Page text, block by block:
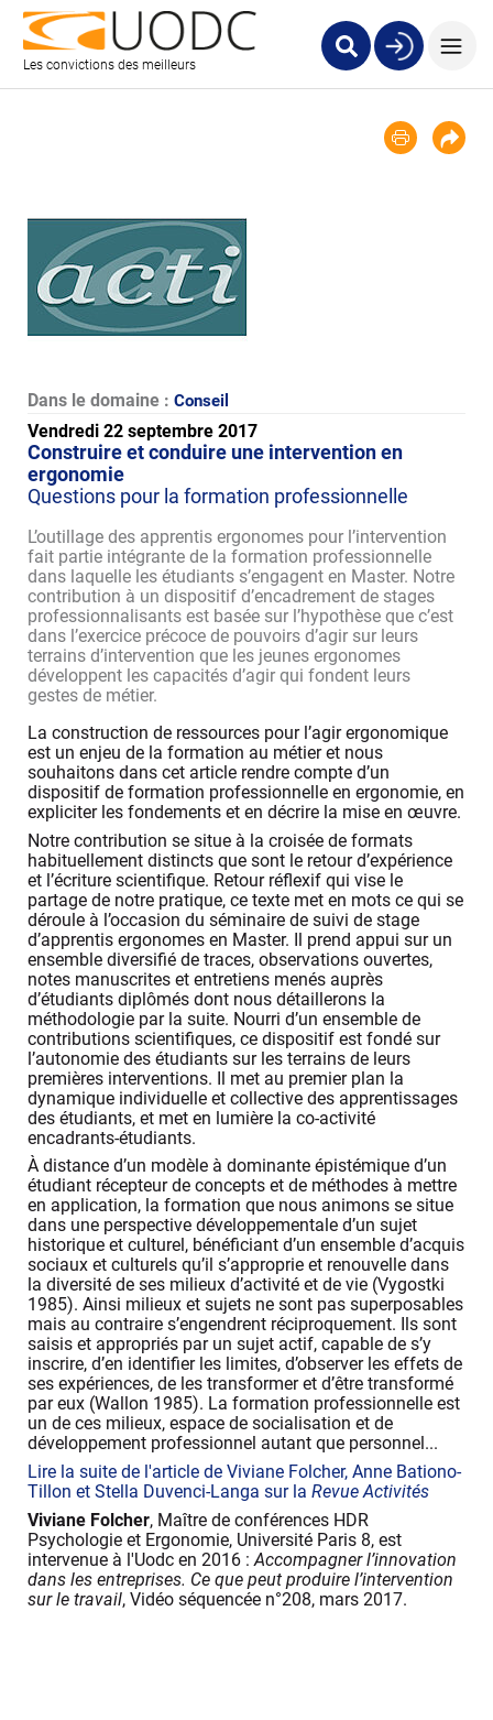
Les convictions des meilleurs
Dans le domaine : Conseil
Vendredi 22 septembre 2017
Construire et conduire une intervention en
ergonomie
Questions pour la formation professionnelle
L’outillage des apprentis ergonomes pour l’intervention
fait partie intégrante de la formation professionnelle
dans laquelle les étudiants s’engagent en Master. Notre
contribution à un dispositif d’encadrement de stages
professionnalisants est basée sur l’hypothèse que c’est
dans l’exercice précoce de pouvoirs d’agir sur leurs
terrains d’intervention que les jeunes ergonomes
développent les capacités d’agir qui fondent leurs
gestes de métier.
La construction de ressources pour l’agir ergonomique
est un enjeu de la formation au métier et nous
souhaitons dans cet article rendre compte d’un
dispositif de formation professionnelle en ergonomie, en
expliciter les fondements et en décrire la mise en œuvre.
Notre contribution se situe à la croisée de formats
habituellement distincts que sont le retour d’expérience
et l’écriture scientifique. Retour réflexif qui vise le
partage de notre pratique, ce texte met en mots ce qui se
déroule à l’occasion du séminaire de suivi de stage
d’apprentis ergonomes en Master. Il prend appui sur un
ensemble diversifié de traces, observations ouvertes,
notes manuscrites et entretiens menés auprès
d’étudiants diplômés dont nous détaillerons la
méthodologie par la suite. Nourri d’un ensemble de
contributions scientifiques, ce dispositif est fondé sur
l’autonomie des étudiants sur les terrains de leurs
premières interventions. Il met au premier plan la
dynamique individuelle et collective des apprentissages
des étudiants, et met en lumière la co-activité
encadrants-étudiants.
À distance d’un modèle à dominante épistémique d’un
étudiant récepteur de concepts et de méthodes à mettre
en application, la formation que nous animons se situe
dans une perspective développementale d’un sujet
historique et culturel, bénéficiant d’un ensemble d’acquis
sociaux et culturels qu’il s’approprie et renouvelle dans
la diversité de ses milieux d’activité et de vie (Vygostki
1985). Ainsi milieux et sujets ne sont pas superposables
mais au contraire s’engendrent réciproquement. Ils sont
saisis et appropriés par un sujet actif, capable de s’y
inscrire, d’en identifier les limites, d’observer les effets de
ses expériences, de les transformer et d’être transformé
par eux (Wallon 1985). La formation professionnelle est
un de ces milieux, espace de socialisation et de
développement professionnel autant que personnel...
Lire la suite de l'article de Viviane Folcher, Anne Bationo-
Tillon et Stella Duvenci-Langa sur laRevue Activités
Viviane Folcher, Maître de conférences HDR
Psychologie et Ergonomie, Université Paris 8, est
intervenue à l'Uodc en 2016 :Accompagner l’innovation
dans les entreprises. Ce que peut produire l’intervention
sur le travail, Vidéo séquencée n°208, mars 2017.